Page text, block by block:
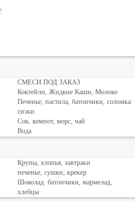
СМЕСИ ПОД ЗАКАЗ
Коктейли, Жидкие Каши, Молоко
Печенье, пастила, батончики, соломка:
снэки
Сок, компот, морс, чай
Вода
Крупы, хлопья, завтраки
печенье, сушки, крекер
Шоколад. батончики, мармелад,
хлебцы